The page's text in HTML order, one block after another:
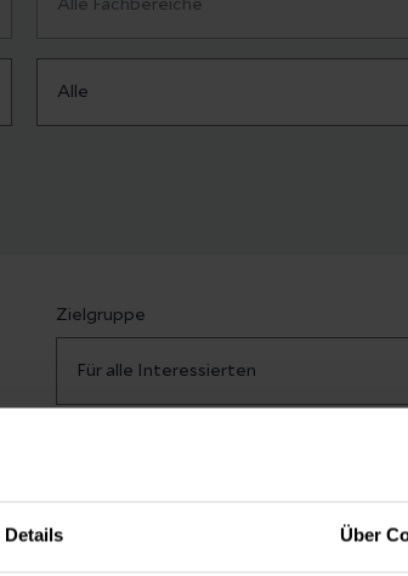
Details Über
Zielgruppe